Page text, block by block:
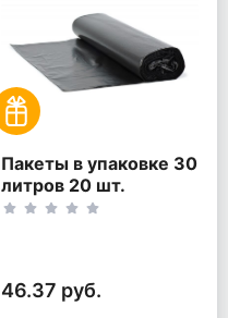
Пакеты в упаковке 30
литров 20 шт.
(20шт*1рул)
46.37 руб.